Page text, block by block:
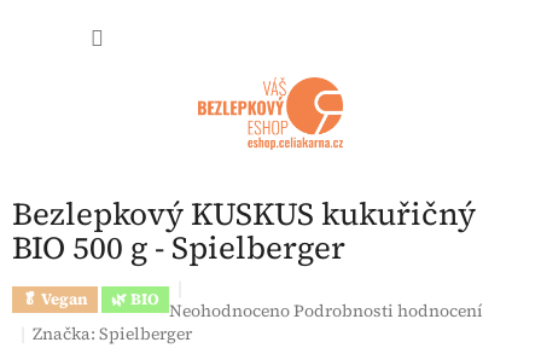
Bezlepkový KUSKUS kukuřičný
BIO 500 g - Spielberger
🥬 Vegan 🌿 BIO Průměrné hodnocení produktu je 0,0 z 5
NeohodnocenoPodrobnosti hodnocení
Značka:Spielberger